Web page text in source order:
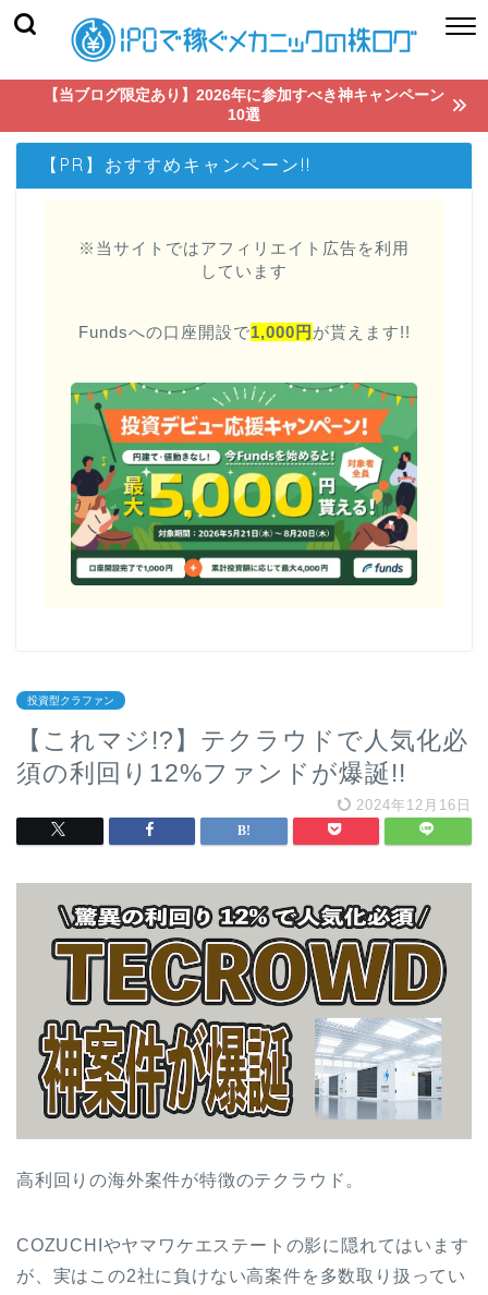
【当ブログ限定あり】2026年に参加すべき神キャンペーン
10選
【PR】おすすめキャンペーン!!
※当サイトではアフィリエイト広告を利用
しています
Fundsへの口座開設で1,000円 が貰えます!!
投資型クラファン
【これマジ!?】テクラウドで人気化必
須の利回り12%ファンドが爆誕!!
2024年12月16日
高利回りの海外案件が特徴のテクラウド。
COZUCHIやヤマワケエステートの影に隠れてはいます
が、実はこの2社に負けない高案件を多数取り扱ってい